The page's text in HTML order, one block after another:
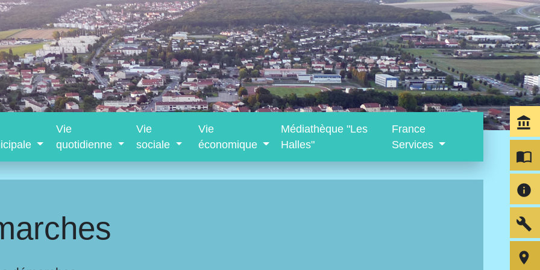
Vie
quotidienne
Vie
sociale
Vie
économique
Médiathèque "Les
Halles"
France
Services
account_balance
import_contacts
info
build
room